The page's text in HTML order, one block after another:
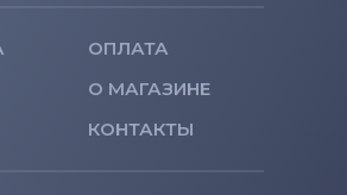
ОПЛАТА
О МАГАЗИНЕ
КОНТАКТЫ